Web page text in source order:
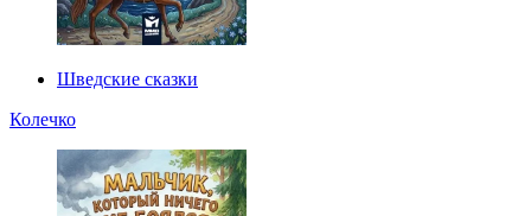
Шведские сказки
Колечко